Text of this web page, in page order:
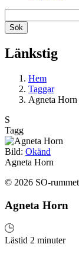
Länkstig
Hem
Taggar
Agneta Horn
S
Tagg
Bild: Okänd
Agneta Horn
© 2026 SO-
Agneta Horn
Lästid 2 minuter